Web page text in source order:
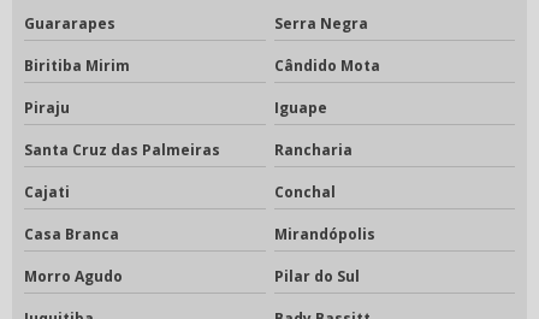
Guararapes Serra Negra
Biritiba Mirim Cândido Mota
Piraju Iguape
Santa Cruz das Palmeiras Rancharia
Cajati Conchal
Casa Branca Mirandópolis
Morro Agudo Pilar do Sul